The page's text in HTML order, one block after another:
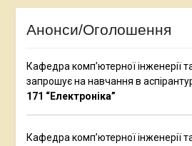
Анонси/Оголошення
Кафедра комп’ютерної інженерії
запрошує на навчання в
171 “Електроніка”
Кафедра комп’ютерної інженерії